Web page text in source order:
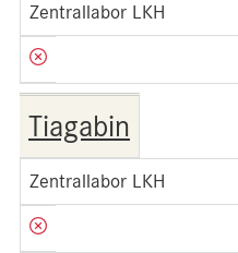
Zentrallabor LKH
Tiagabin
Zentrallabor LKH